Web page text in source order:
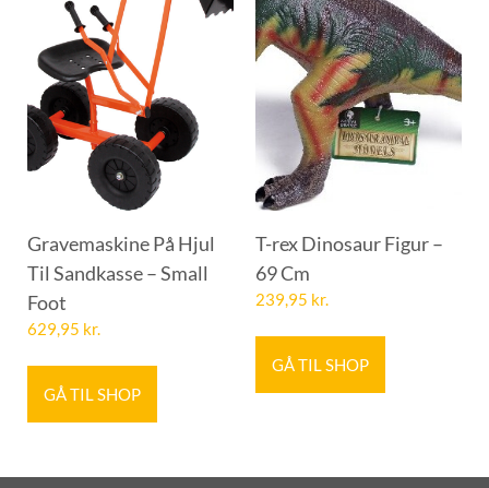
Gravemaskine På Hjul
Til Sandkasse – Small
Foot
629,95 kr.
GÅ TIL SHOP
T-rex Dinosaur Figur –
69 Cm
239,95 kr.
GÅ TIL SHOP